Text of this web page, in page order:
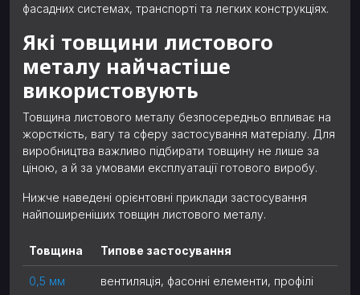
фасадних системах, транспорті та легких конструкціях.
Які товщини листового
металу найчастіше
використовують
Товщина листового металу безпосередньо впливає на
жорсткість, вагу та сферу застосування матеріалу. Для
виробництва важливо підбирати товщину не лише за
ціною, а й за умовами експлуатації готового виробу.
Нижче наведені орієнтовні приклади застосування
найпоширеніших товщин листового металу.
Товщина Типове застосування
0,5 мм вентиляція, фасонні елементи, профілі